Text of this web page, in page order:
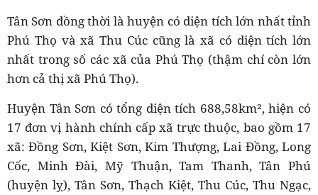
Tân Sơn đồng thời là huyện có diện tích lớn nhất tỉnh
Phú Thọ và xã Thu Cúc cũng là xã có diện tích lớn
nhất trong số các xã của Phú Thọ (thậm chí còn lớn
hơn cả thị xã Phú Thọ).
Huyện Tân Sơn có tổng diện tích 688,58km², hiện có
17 đơn vị hành chính cấp xã trực thuộc, bao gồm 17
xã: Đồng Sơn, Kiệt Sơn, Kim Thượng, Lai Đồng, Long
Cốc, Minh Đài, Mỹ Thuận, Tam Thanh, Tân Phú
(huyện lỵ), Tân Sơn, Thạch Kiệt, Thu Cúc, Thu Ngạc,